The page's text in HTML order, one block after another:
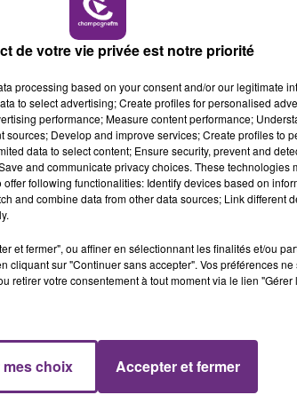
un service d’accueil
Huon, sur inscription
parents à vérifier la disponibilité
du gouvernement avec la
de votre vie privée est notre priorité
processing based on your consent and/or our legitimate
to select advertising; Create profiles for personalised
performance; Measure content performance;
sources; Develop and improve services; Create profiles to
data to select content; Ensure security, prevent and
and communicate privacy choices. These technologies
following functionalities: Identify devices based on
and combine data from other data sources; Link different
et fermer", ou affiner en sélectionnant les finalités et/ou
cliquant sur "Continuer sans accepter". Vos préférences
retirer votre consentement à tout moment via le lien
mes choix Accepter et fermer